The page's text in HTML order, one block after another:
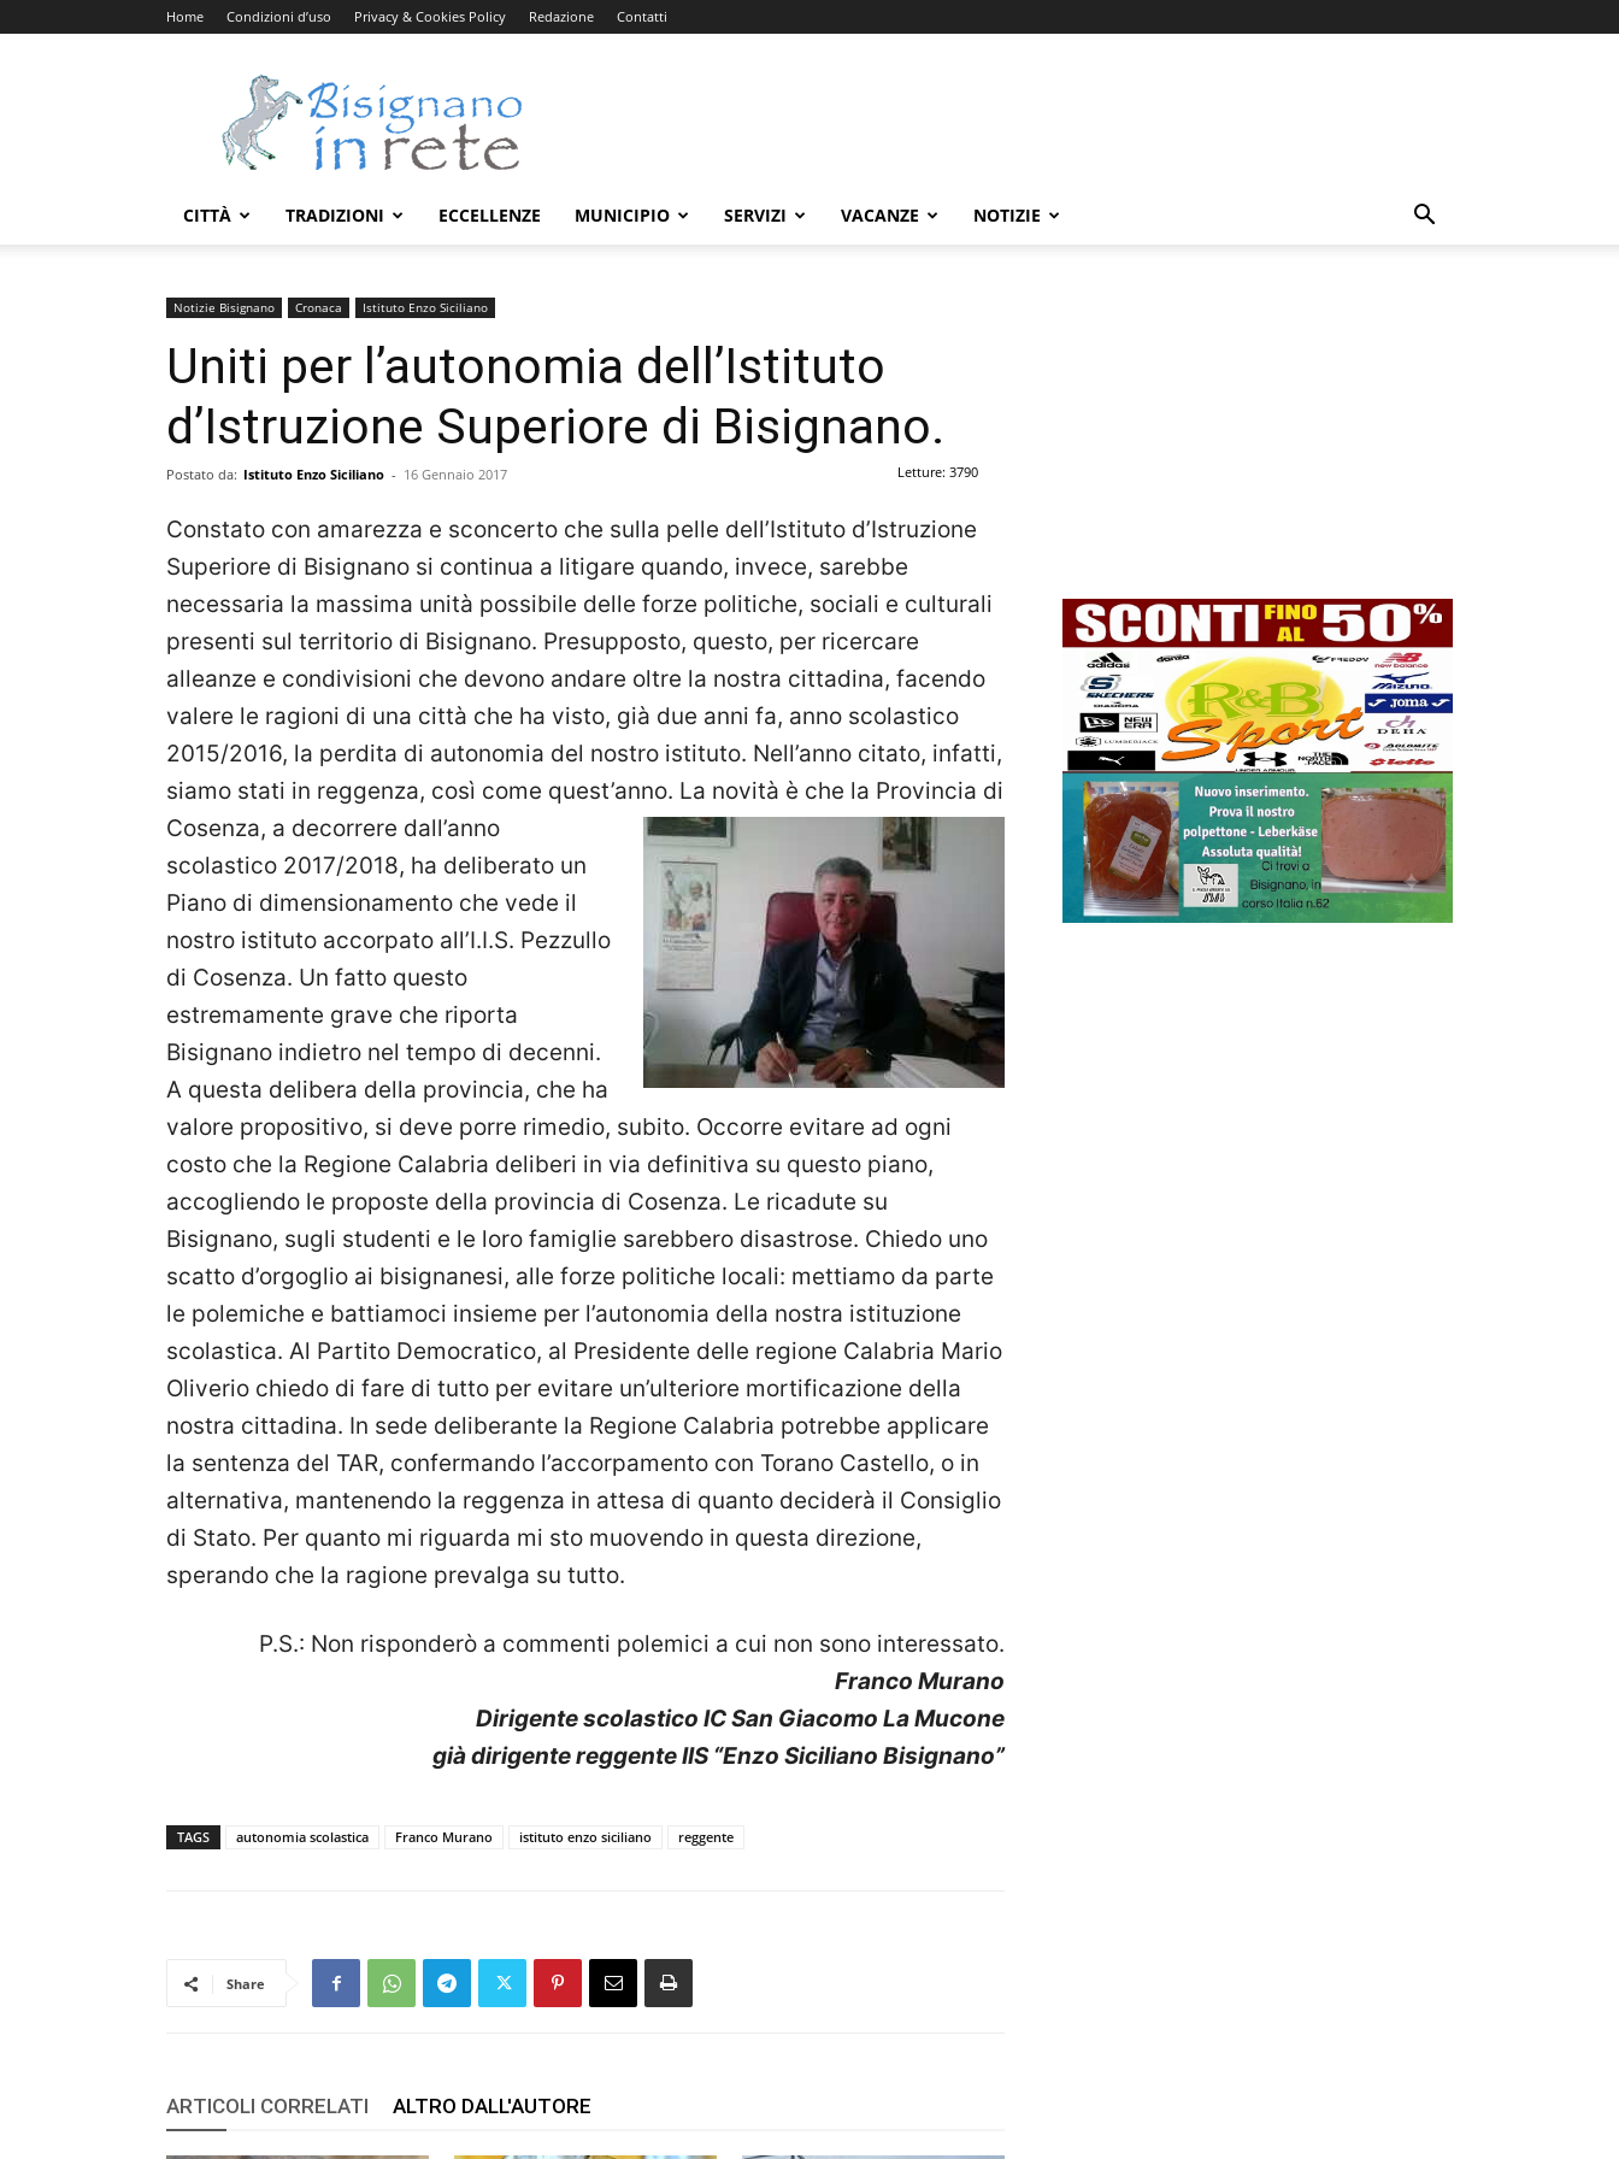
Home Condizioni d’uso Privacy & Cookies Policy Redazione Contatti
Bisignanoinrete.com
CITTÀ TRADIZIONI ECCELLENZE MUNICIPIO SERVIZI VACANZE NOTIZIE
Notizie Bisignano Cronaca Istituto Enzo Siciliano
Uniti per l’autonomia dell’Istituto
d’Istruzione Superiore di Bisignano.
Postato da: Istituto Enzo Siciliano - 16 Gennaio 2017 Letture: 3790
Constato con amarezza e sconcerto che sulla pelle dell’Istituto d’Istruzione
Superiore di Bisignano si continua a litigare quando, invece, sarebbe
necessaria la massima unità possibile delle forze politiche, sociali e culturali
presenti sul territorio di Bisignano. Presupposto, questo, per ricercare
alleanze e condivisioni che devono andare oltre la nostra cittadina, facendo
valere le ragioni di una città che ha visto, già due anni fa, anno scolastico
2015/2016, la perdita di autonomia del nostro istituto. Nell’anno citato, infatti,
siamo stati in reggenza, così come quest’anno. La novità è che la Provincia di
Cosenza, a decorrere dall’anno
scolastico 2017/2018, ha deliberato un
Piano di dimensionamento che vede il
nostro istituto accorpato all’I.I.S. Pezzullo
di Cosenza. Un fatto questo
estremamente grave che riporta
Bisignano indietro nel tempo di decenni.
A questa delibera della provincia, che ha
valore propositivo, si deve porre rimedio, subito. Occorre evitare ad ogni
costo che la Regione Calabria deliberi in via definitiva su questo piano,
accogliendo le proposte della provincia di Cosenza. Le ricadute su
Bisignano, sugli studenti e le loro famiglie sarebbero disastrose. Chiedo uno
scatto d’orgoglio ai bisignanesi, alle forze politiche locali: mettiamo da parte
le polemiche e battiamoci insieme per l’autonomia della nostra istituzione
scolastica. Al Partito Democratico, al Presidente delle regione Calabria Mario
Oliverio chiedo di fare di tutto per evitare un’ulteriore mortificazione della
nostra cittadina. In sede deliberante la Regione Calabria potrebbe applicare
la sentenza del TAR, confermando l’accorpamento con Torano Castello, o in
alternativa, mantenendo la reggenza in attesa di quanto deciderà il Consiglio
di Stato. Per quanto mi riguarda mi sto muovendo in questa direzione,
sperando che la ragione prevalga su tutto.
P.S.: Non risponderò a commenti polemici a cui non sono interessato.
Franco Murano
Dirigente scolastico IC San Giacomo La Mucone
già dirigente reggente IIS “Enzo Siciliano Bisignano”
TAGS autonomia scolastica Franco Murano istituto enzo siciliano reggente
Share
ARTICOLI CORRELATI ALTRO DALL'AUTORE